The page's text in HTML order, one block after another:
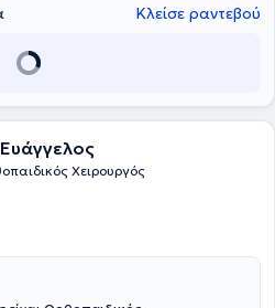
Κλείσε ραντεβού
Χειρουργός